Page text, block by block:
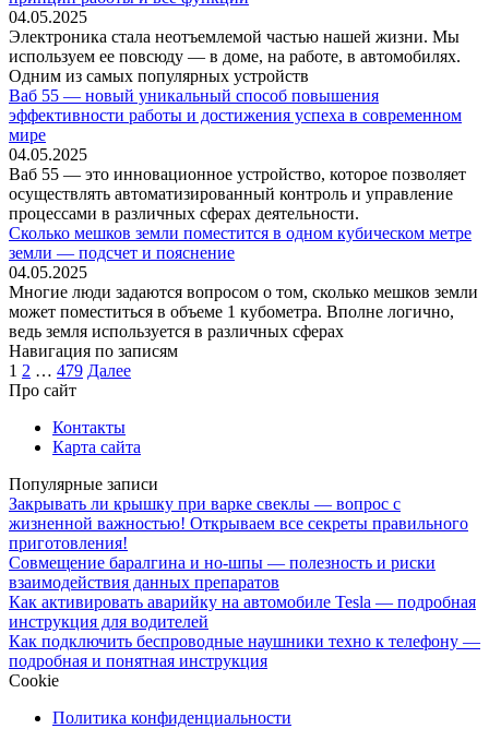
04.05.2025
Электроника стала неотъемлемой частью нашей жизни. Мы
используем ее повсюду — в доме, на работе, в автомобилях.
Одним из самых популярных устройств
Ваб 55 — новый уникальный способ повышения
эффективности работы и достижения успеха в современном
мире
04.05.2025
Ваб 55 — это инновационное устройство, которое позволяет
осуществлять автоматизированный контроль и управление
процессами в различных сферах деятельности.
Сколько мешков земли поместится в одном кубическом метре
земли — подсчет и пояснение
04.05.2025
Многие люди задаются вопросом о том, сколько мешков земли
может поместиться в объеме 1 кубометра. Вполне логично,
ведь земля используется в различных сферах
Навигация по записям
1 2 … 479 Далее
Про сайт
Контакты
Карта сайта
Популярные записи
Закрывать ли крышку при варке свеклы — вопрос с
жизненной важностью! Открываем все секреты правильного
приготовления!
Совмещение баралгина и но-шпы — полезность и риски
взаимодействия данных препаратов
Как активировать аварийку на автомобиле Tesla — подробная
инструкция для водителей
Как подключить беспроводные наушники техно к телефону —
подробная и понятная инструкция
Cookie
Политика конфиденциальности